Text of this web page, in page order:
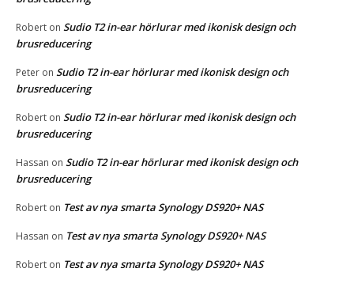
Robert on Sudio T2 in-ear hörlurar med ikonisk design och
brusreducering
Peter on Sudio T2 in-ear hörlurar med ikonisk design och
brusreducering
Robert on Sudio T2 in-ear hörlurar med ikonisk design och
brusreducering
Hassan on Sudio T2 in-ear hörlurar med ikonisk design och
brusreducering
Robert on Test av nya smarta Synology DS920+ NAS
Hassan on Test av nya smarta Synology DS920+ NAS
Robert on Test av nya smarta Synology DS920+ NAS